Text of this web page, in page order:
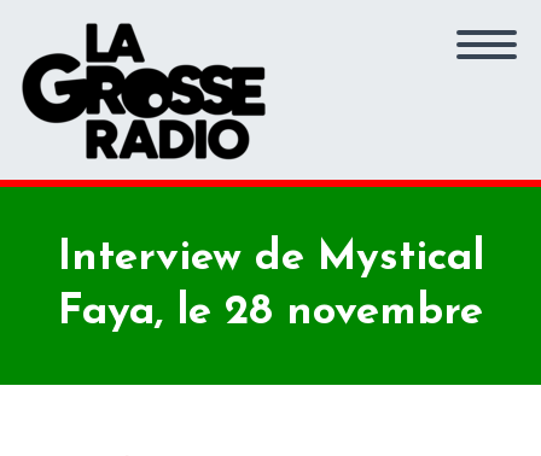
Interview de Mystical
Faya, le 28 novembre